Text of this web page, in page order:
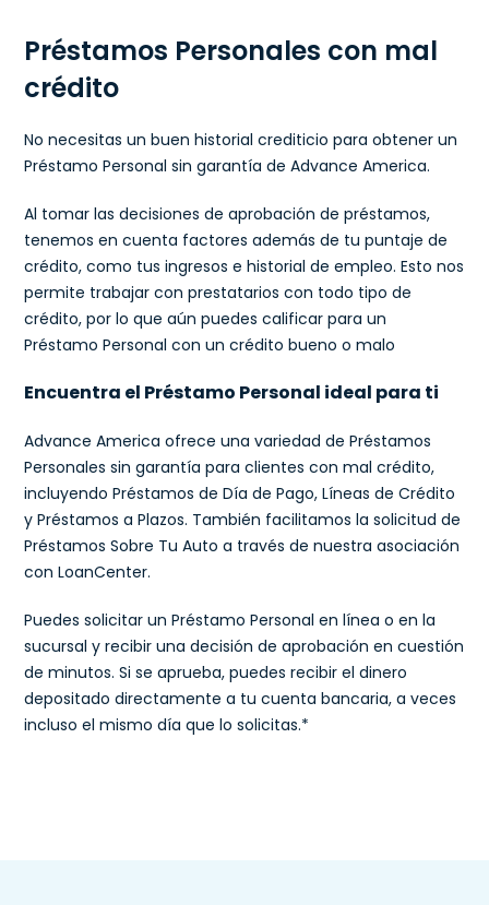
Préstamos Personales con mal
crédito
No necesitas un buen historial crediticio para obtener un
Préstamo Personal sin garantía de Advance America.
Al tomar las decisiones de aprobación de préstamos,
tenemos en cuenta factores además de tu puntaje de
crédito, como tus ingresos e historial de empleo. Esto nos
permite trabajar con prestatarios con todo tipo de
crédito, por lo que aún puedes calificar para un
Préstamo Personal con un crédito bueno o malo
Encuentra el Préstamo Personal ideal para ti
Advance America ofrece una variedad de Préstamos
Personales sin garantía para clientes con mal crédito,
incluyendo Préstamos de Día de Pago, Líneas de Crédito
y Préstamos a Plazos. También facilitamos la solicitud de
Préstamos Sobre Tu Auto a través de nuestra asociación
con LoanCenter.
Puedes solicitar un Préstamo Personal en línea o en la
sucursal y recibir una decisión de aprobación en cuestión
de minutos. Si se aprueba, puedes recibir el dinero
depositado directamente a tu cuenta bancaria, a veces
incluso el mismo día que lo solicitas.*